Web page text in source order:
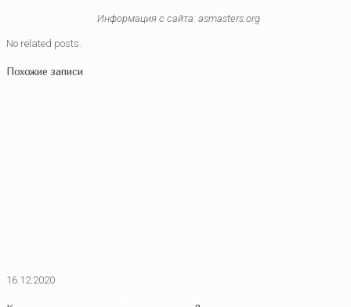
Информация с сайта: asmasters.org
No related posts.
Похожие записи
16.12.2020